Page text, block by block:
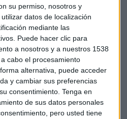
su permiso, nosotros y
datos de localización
mediante las
Puede hacer clic para
a nosotros y a nuestros 1538
cabo el procesamiento
alternativa, puede acceder
y cambiar sus preferencias
consentimiento. Tenga en
de sus datos personales
pero usted tiene
saltarse el límite de las